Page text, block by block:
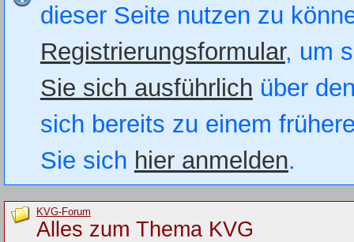
dieser Seite nutzen zu
Registrierungsformular, um
Sie sich ausführlich über
sich bereits zu einem
Sie sich hier anmelden.
KVG-Forum
Alles zum Thema KVG